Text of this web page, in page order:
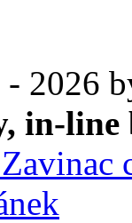
- 2026
in-line